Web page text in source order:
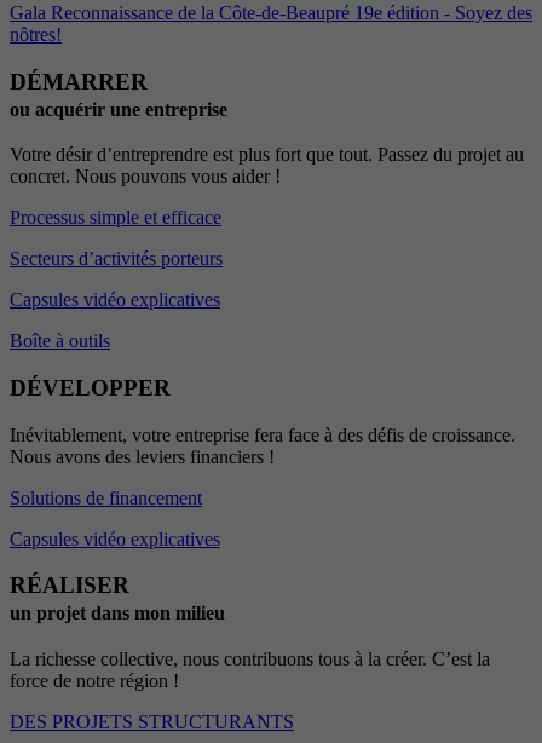
Gala Reconnaissance de la Côte-de-Beaupré 19e édition - Soyez des
nôtres!
DÉMARRER
ou acquérir une entreprise
Votre désir d’entreprendre est plus fort que tout. Passez du projet au
concret. Nous pouvons vous aider !
Processus simple et efficace
Secteurs d’activités porteurs
Capsules vidéo explicatives
Boîte à outils
DÉVELOPPER
Inévitablement, votre entreprise fera face à des défis de croissance.
Nous avons des leviers financiers !
Solutions de financement
Capsules vidéo explicatives
RÉALISER
un projet dans mon milieu
La richesse collective, nous contribuons tous à la créer. C’est la
force de notre région !
DES PROJETS STRUCTURANTS